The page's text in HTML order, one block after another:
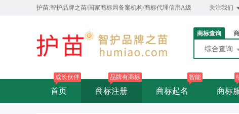
护苗:智护品牌之苗/国家商标局备案机构/商标代理信用A级 关注我们
商标查询
综合查询
首页
成长伙伴
商标注册
品牌有商标
商标起名
智能
商标